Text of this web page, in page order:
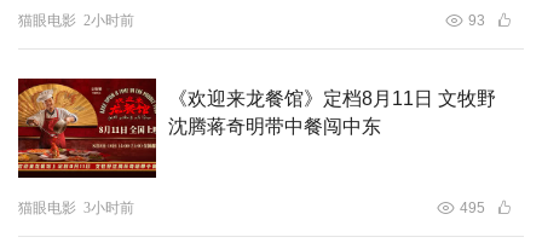
猫眼电影 2小时前 93
《欢迎来龙餐馆》定档8月11日 文牧野
沈腾蒋奇明带中餐闯中东
猫眼电影 3小时前 495